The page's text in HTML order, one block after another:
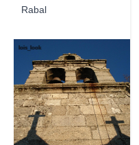
Rabal
lois_look